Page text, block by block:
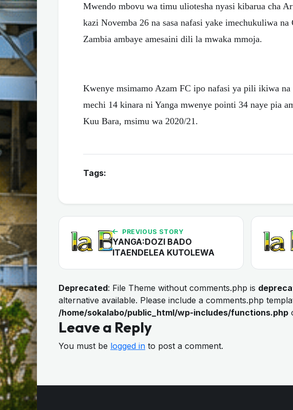
Mwendo mbovu wa timu uliotesha nyasi kibarua cha
kazi Novemba 26 na sasa nafasi yake imechukuliwa
Zambia ambaye amesaini dili la mwaka mmoja.
Kwenye msimamo Azam FC ipo nafasi ya pili ikiwa na
mechi 14 kinara ni Yanga mwenye pointi 34 naye pia
Kuu Bara, msimu wa 2020/21.
Tags:
PREVIOUS STORY
YANGA:DOZI BADO
ITAENDELEA KUTOLEWA
Deprecated: File Theme without comments.php is
alternative available. Please include a comments.php
/home/sokalabo/public_html/wp-includes/functions.php
Leave a Reply
You must be logged in to post a comment.